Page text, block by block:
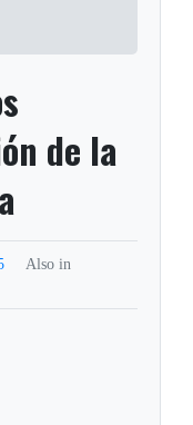
de la
Also in